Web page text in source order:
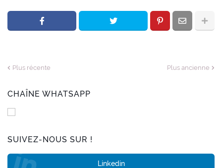
Plus récente Plus ancienne
CHAÎNE WHATSAPP
SUIVEZ-NOUS SUR !
Linkedin